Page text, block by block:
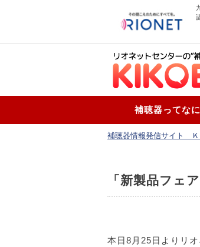
補聴器ってな
補聴器情報発信サイト Ｋ
「新製品フェ
本日8月25日よりリ